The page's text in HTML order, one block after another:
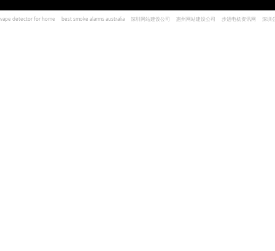
vape detector for home best smoke alarms australia 深圳网站建设公司 惠州网站建设公司 步进电机资讯网 深圳